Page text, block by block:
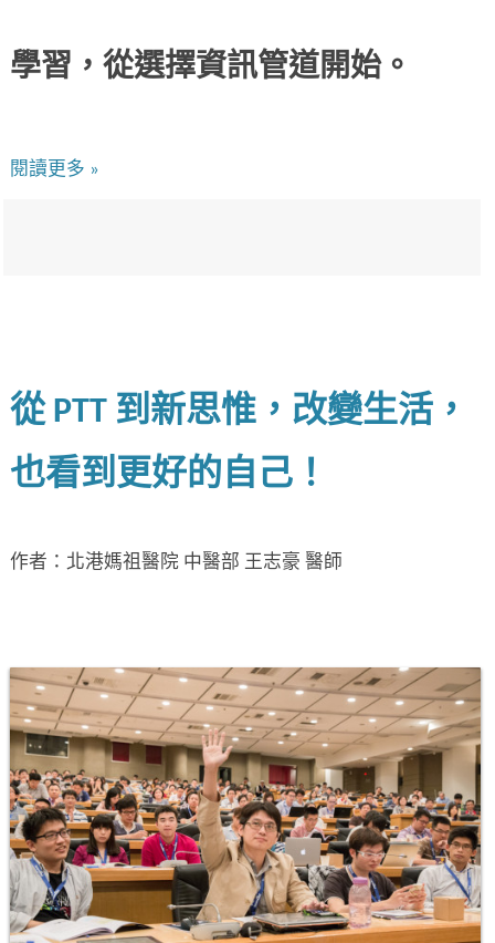
學習，從選擇資訊管道開始。
閱讀更多 »
從 PTT 到新思惟，改變生活，
也看到更好的自己！
作者：北港媽祖醫院 中醫部 王志豪 醫師